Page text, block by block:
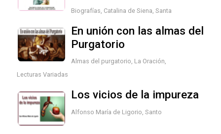
Biografías Catalina de Siena, Santa
En unión con las almas del
Purgatorio
Almas del purgatorio, La Oración,
Lecturas Variadas
Los vicios de la impureza
Alfonso María de Ligorio, Santo